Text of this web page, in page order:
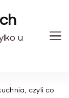
u
czyli co